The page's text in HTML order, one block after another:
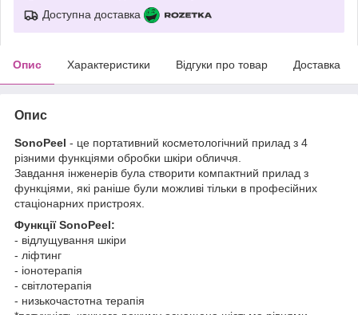
Доступна доставка
Опис Характеристики Відгуки про товар Доставка
Опис
SonoPeel - це портативний косметологічний прилад з 4
різними функціями обробки шкіри обличчя.
Завдання інженерів була створити компактний прилад з
функціями, які раніше були можливі тільки в професійних
стаціонарних пристроях.
Функції SonoPeel:
- відлущування шкіри
- ліфтинг
- іонотерапія
- світлотерапія
- низькочастотна терапія